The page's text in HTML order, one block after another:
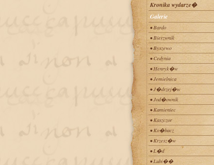
Kronika wydarze�
Galerie
• Bardo
• Bierzwnik
• Byszewo
• Cedynia
• Henryk�w
• Jemielnica
• J�drzej�w
• Jod�ownik
• Kamieniec
• Kaszczor
• Ko�bacz
• Krzesz�w
• L�d
• Lubi��